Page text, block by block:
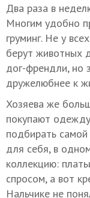
Два раза в
Многим удобно
груминг. Не у
берут животных
дог-френдли, но
дружелюбнее к
Хозяева же
покупают
подбирать
для себя, в
коллекцию:
спросом, а вот
Нальчике не